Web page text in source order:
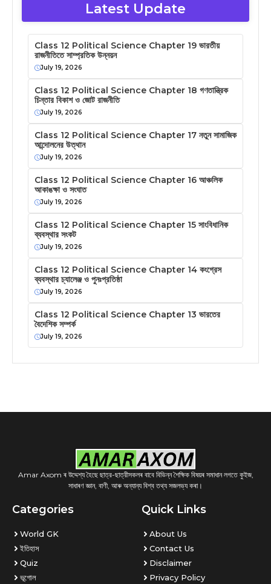
Latest Update
Class 12 Political Science Chapter 19 ভারতীয়
রাজনীতিতে সাম্প্রতিক উন্নয়ন
July 19, 2026
Class 12 Political Science Chapter 18 গণতান্ত্রিক
চিন্তার বিকাশ ও জোট রাজনীতি
July 19, 2026
Class 12 Political Science Chapter 17 নতুন সামাজিক
আন্দোলনের উত্থান
July 19, 2026
Class 12 Political Science Chapter 16 আঞ্চলিক
আকাঙক্ষা ও সংঘাত
July 19, 2026
Class 12 Political Science Chapter 15 সাংবিধানিক
ব্যবস্থার সংকট
July 19, 2026
Class 12 Political Science Chapter 14 কংগ্রেস
ব্যবস্থার চ্যালেঞ্জ ও পুনঃপ্রতিষ্ঠা
July 19, 2026
Class 12 Political Science Chapter 13 ভারতের
বৈদেশিক সম্পর্ক
July 19, 2026
Amar Axom ৰ উদ্দেশ্য হৈছে ছাত্র-ছাত্রীসকলৰ বাবে বিভিন্ন শৈক্ষিক বিষয়ৰ সমাধান লগতে কুইজ,
সাধাৰণ জ্ঞান, বাণী, আৰু অন্যান্য বিশ্ব তথ্য সজলভ্য কৰা।
Categories
World GK
ইতিহাস
Quiz
ভূগোল
Quick Links
About Us
Contact Us
Disclaimer
Privacy Policy